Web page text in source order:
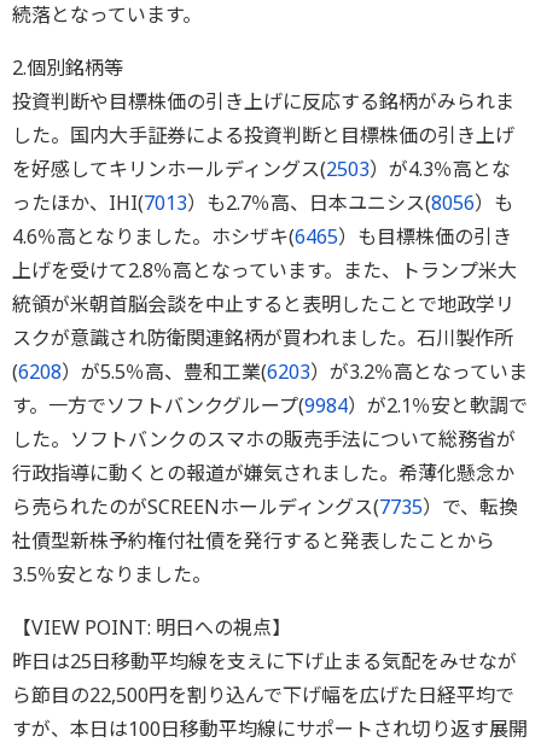
続落となっています。
2.個別銘柄等
投資判断や目標株価の引き上げに反応する銘柄がみられま
した。国内大手証券による投資判断と目標株価の引き上げ
を好感してキリンホールディングス(2503）が4.3％高とな
ったほか、IHI(7013）も2.7％高、日本ユニシス(8056）も
4.6％高となりました。ホシザキ(6465）も目標株価の引き
上げを受けて2.8％高となっています。また、トランプ米大
統領が米朝首脳会談を中止すると表明したことで地政学リ
スクが意識され防衛関連銘柄が買われました。石川製作所
(6208）が5.5％高、豊和工業(6203）が3.2％高となっていま
す。一方でソフトバンクグループ(9984）が2.1％安と軟調で
した。ソフトバンクのスマホの販売手法について総務省が
行政指導に動くとの報道が嫌気されました。希薄化懸念か
ら売られたのがSCREENホールディングス(7735）で、転換
社債型新株予約権付社債を発行すると発表したことから
3.5％安となりました。
【VIEW POINT: 明日への視点】
昨日は25日移動平均線を支えに下げ止まる気配をみせなが
ら節目の22,500円を割り込んで下げ幅を広げた日経平均で
すが、本日は100日移動平均線にサポートされ切り返す展開